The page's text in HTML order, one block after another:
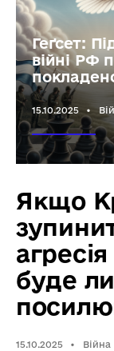
Геґсет:
війні РФ
15.10.2025 •
Якщо
буде
15.10.2025 • Війна